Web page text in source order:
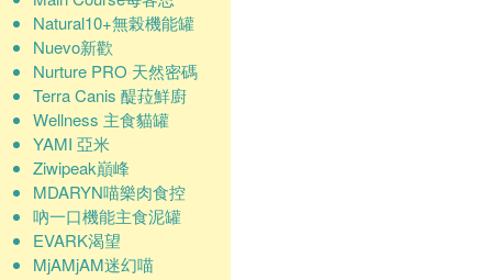
Natural10+無榖機能罐
Nuevo新歡
Nurture PRO 天然密碼
Terra Canis 醍菈鮮廚
Wellness 主食貓罐
YAMI 亞米
Ziwipeak巔峰
MDARYN喵樂肉食控
吶一口機能主食泥罐
EVARK渴望
MjAMjAM迷幻喵